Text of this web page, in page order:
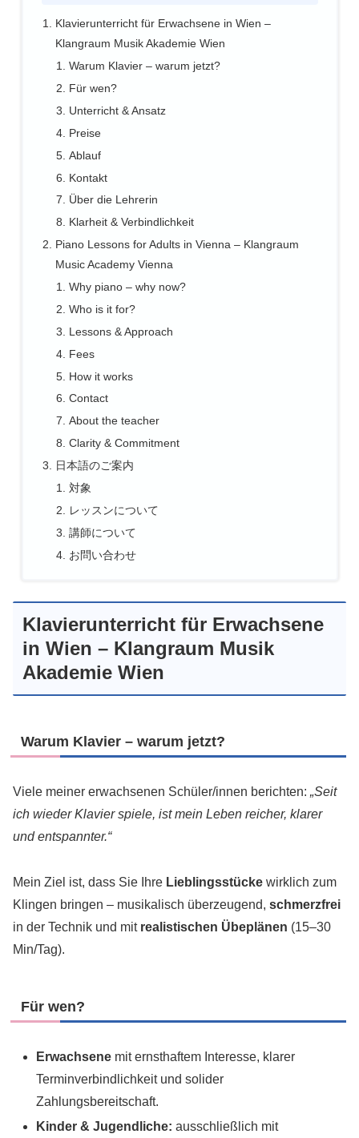
Klavierunterricht für Erwachsene in Wien –
Klangraum Musik Akademie Wien
Warum Klavier – warum jetzt?
Für wen?
Unterricht & Ansatz
Preise
Ablauf
Kontakt
Über die Lehrerin
Klarheit & Verbindlichkeit
Piano Lessons for Adults in Vienna – Klangraum
Music Academy Vienna
Why piano – why now?
Who is it for?
Lessons & Approach
Fees
How it works
Contact
About the teacher
Clarity & Commitment
日本語のご案内
対象
レッスンについて
講師について
お問い合わせ
Klavierunterricht für Erwachsene
in Wien – Klangraum Musik
Akademie Wien
Warum Klavier – warum jetzt?
Viele meiner erwachsenen Schüler/innen berichten: „Seit
ich wieder Klavier spiele, ist mein Leben reicher, klarer
und entspannter.“
Mein Ziel ist, dass Sie Ihre Lieblingsstücke wirklich zum
Klingen bringen – musikalisch überzeugend, schmerzfrei
in der Technik und mit realistischen Übeplänen (15–30
Min/Tag).
Für wen?
Erwachsene mit ernsthaftem Interesse, klarer
Terminverbindlichkeit und solider
Zahlungsbereitschaft.
Kinder & Jugendliche: ausschließlich mit